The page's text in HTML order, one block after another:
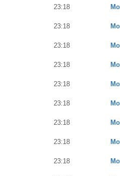
23:18
23:18
23:18
23:18
23:18
23:18
23:18
23:18
23:18